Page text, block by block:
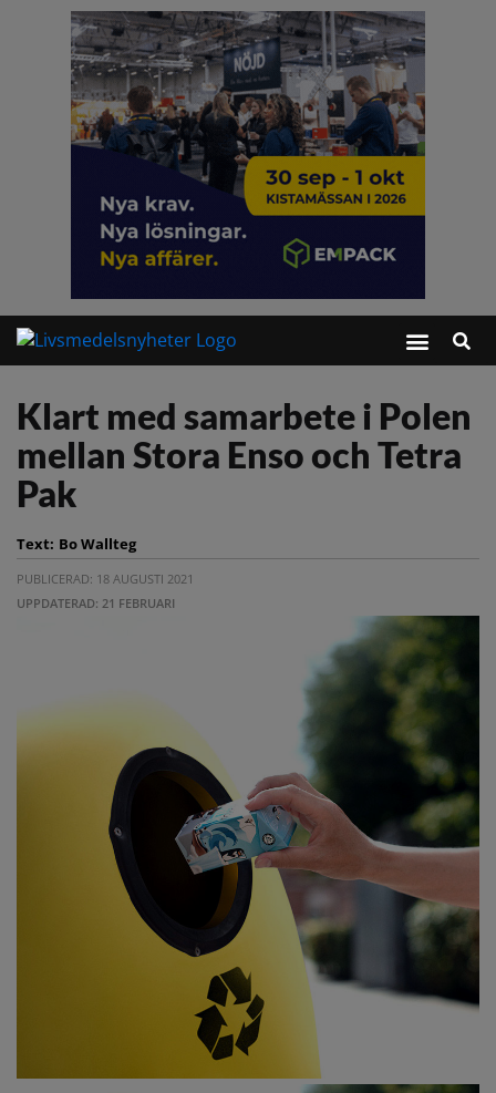
Klart med samarbete i Polen
mellan Stora Enso och Tetra
Pak
Text: Bo Wallteg
PUBLICERAD: 18 AUGUSTI 2021
UPPDATERAD: 21 FEBRUARI